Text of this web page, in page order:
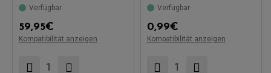
Verfügbar
59,95€
Kompatibilität anzeigen
Verfügbar
0,99€
Kompatibilität anzeigen
Kompatibel mit: